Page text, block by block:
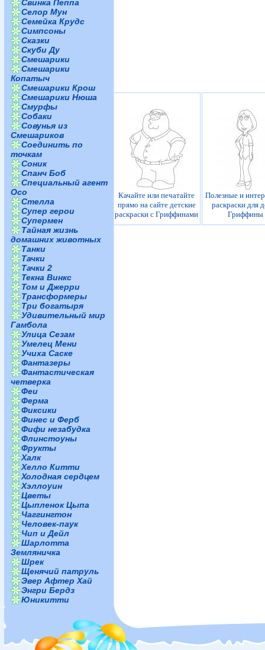
Свинка Пеппа
Селор Мун
Семейка Крудс
Симпсоны
Сказки
Скуби Ду
Смешарики
Смешарики
Копатыч
Смешарики Крош
Смешарики Нюша
Смурфы
Собаки
Совунья из
Смешариков
Соединить по
точкам
Соник
Спанч Боб
Специальный агент
Осо
Стелла
Супер герои
Супермен
Тайная жизнь
домашних животных
Танки
Тачки
Тачки 2
Текна Винкс
Том и Джерри
Трансформеры
Три богатыря
Удивительный мир
Гамбола
Улица Сезам
Умелец Мени
Учиха Саске
Фантазеры
Фантастическая
четверка
Феи
Ферма
Фиксики
Финес и Ферб
Фифи незабудка
Флинстоуны
Фрукты
Халк
Хелло Китти
Холодная сердцем
Хэллоуин
Цветы
Цыпленок Цыпа
Чаггингтон
Человек-паук
Чип и Дейл
Шарлотта
Земляничка
Шрек
Щенячий патруль
Эвер Афтер Хай
Энгри Бердз
Юникитти
Качайте или печатайте
прямо на сайте детские
раскраски с Гриффинами
Полезные и
раскраски для
Гриффины